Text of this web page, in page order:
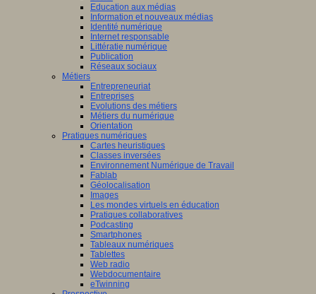
Education aux médias
Information et nouveaux médias
Identité numérique
Internet responsable
Littératie numérique
Publication
Réseaux sociaux
Métiers
Entrepreneuriat
Entreprises
Evolutions des métiers
Métiers du numérique
Orientation
Pratiques numériques
Cartes heuristiques
Classes inversées
Environnement Numérique de Travail
Fablab
Géolocalisation
Images
Les mondes virtuels en éducation
Pratiques collaboratives
Podcasting
Smartphones
Tableaux numériques
Tablettes
Web radio
Webdocumentaire
eTwinning